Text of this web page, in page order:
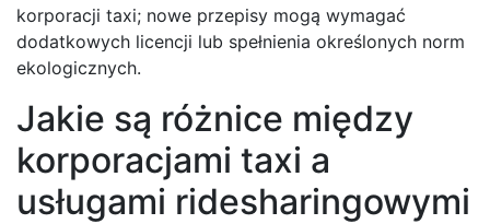
korporacji taxi; nowe przepisy mogą wymagać
dodatkowych licencji lub spełnienia określonych norm
ekologicznych.
Jakie są różnice między
korporacjami taxi a
usługami ridesharingowymi